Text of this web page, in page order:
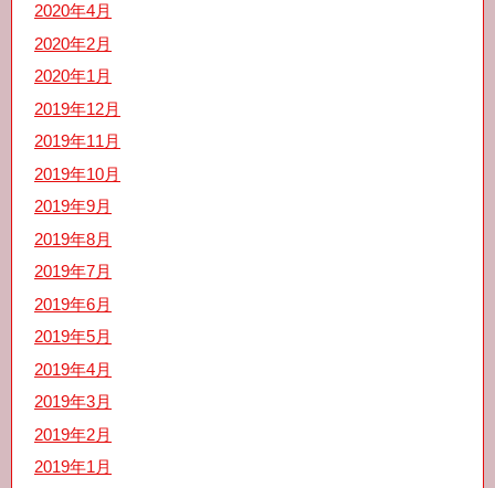
2020年4月
2020年2月
2020年1月
2019年12月
2019年11月
2019年10月
2019年9月
2019年8月
2019年7月
2019年6月
2019年5月
2019年4月
2019年3月
2019年2月
2019年1月